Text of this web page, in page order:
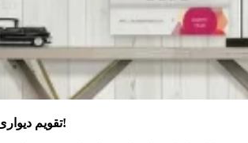
تقویم دیواری و سررسید سال نو!